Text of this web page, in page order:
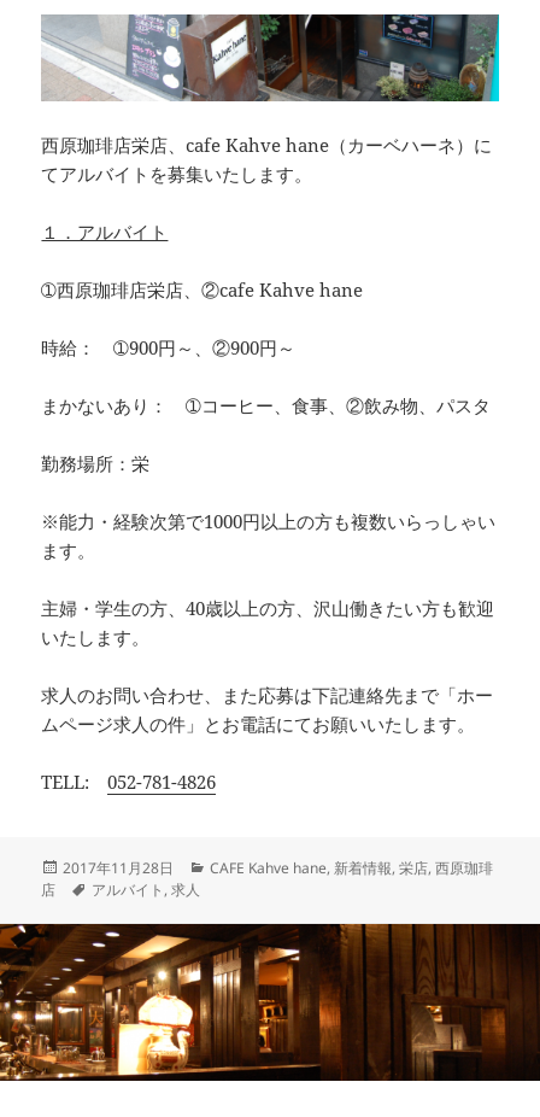
西原珈琲店栄店、cafe Kahve hane（カーベハーネ）に
てアルバイトを募集いたします。
１．アルバイト
➀西原珈琲店栄店、②cafe Kahve hane
時給： ➀900円～、②900円～
まかないあり： ➀コーヒー、食事、②飲み物、パスタ
勤務場所：栄
※能力・経験次第で1000円以上の方も複数いらっしゃい
ます。
主婦・学生の方、40歳以上の方、沢山働きたい方も歓迎
いたします。
求人のお問い合わせ、また応募は下記連絡先まで「ホー
ムページ求人の件」とお電話にてお願いいたします。
TELL:052-781-4826
投
稿
2017年11月28日
カ
ー
CAFE Kahve hane,新着情報,栄店,西原珈琲
店
タ
アルバイト,求人